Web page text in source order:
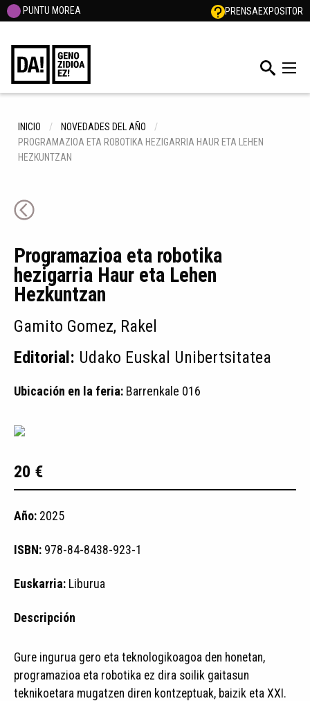
PUNTU MOREA PRENSAEXPOSITOR
INICIO
NOVEDADES DEL AÑO
PROGRAMAZIOA ETA ROBOTIKA HEZIGARRIA HAUR ETA LEHEN
HEZKUNTZAN
Programazioa eta robotika
hezigarria Haur eta Lehen
Hezkuntzan
Gamito Gomez, Rakel
Editorial: Udako Euskal Unibertsitatea
Ubicación en la feria: Barrenkale 016
20 €
Año: 2025
ISBN: 978-84-8438-923-1
Euskarria: Liburua
Descripción
Gure ingurua gero eta teknologikoagoa den honetan,
programazioa eta robotika ez dira soilik gaitasun
teknikoetara mugatzen diren kontzeptuak, baizik eta XXI.